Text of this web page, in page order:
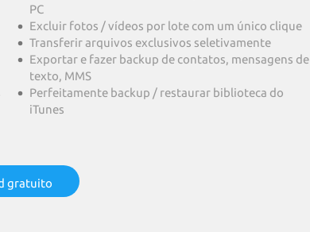
PC
Excluir fotos / vídeos por lote com um único clique
Transferir arquivos exclusivos seletivamente
Exportar e fazer backup de contatos, mensagens de
texto, MMS
Perfeitamente backup / restaurar biblioteca do
iTunes
gratuito